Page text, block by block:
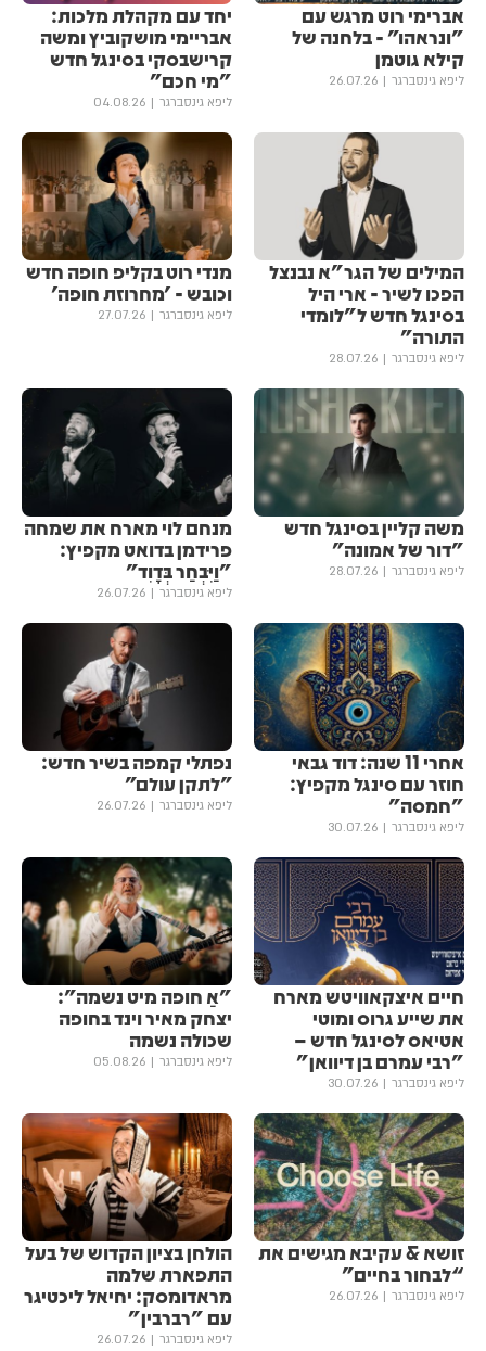
אברימי רוט מרגש עם
"ונראהו” - בלחנה של
קילא גוטמן
ליפא גינסברגר 26.07.26
יחד עם מקהלת מלכות:
אבריימי מושקוביץ ומשה
קרישבסקי בסינגל חדש
"מי חכם"
ליפא גינסברגר 04.08.26
המילים של הגר"א נבנצל
הפכו לשיר - ארי היל
בסינגל חדש ל"לומדי
התורה"
ליפא גינסברגר 28.07.26
מנדי רוט בקליפ חופה חדש
וכובש - 'מחרוזת חופה'
ליפא גינסברגר 27.07.26
משה קליין בסינגל חדש
"דור של אמונה"
ליפא גינסברגר 28.07.26
מנחם לוי מארח את שמחה
פרידמן בדואט מקפיץ:
"וַיִּבְחַר בְּדָוִד"
ליפא גינסברגר 26.07.26
אחרי 11 שנה: דוד גבאי
חוזר עם סינגל מקפיץ:
"חמסה"
ליפא גינסברגר 30.07.26
נפתלי קמפה בשיר חדש:
״לתקן עולם״
ליפא גינסברגר 26.07.26
חיים איצקאוויטש מארח
את שייע גרוס ומוטי
אטיאס לסינגל חדש –
"רבי עמרם בן דיוואן"
ליפא גינסברגר 30.07.26
"אַ חופה מיט נשמה":
יצחק מאיר וינד בחופה
שכולה נשמה
ליפא גינסברגר 05.08.26
זושא & עקיבא מגישים את ​​
“לבחור בחיים”
ליפא גינסברגר 26.07.26
הולחן בציון הקדוש של בעל
התפארת שלמה
מראדומסק: יחיאל ליכטיגר
עם "רברבין"
ליפא גינסברגר 26.07.26